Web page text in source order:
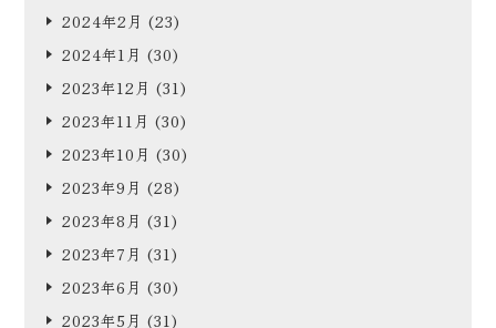
2024年2月 (23)
2024年1月 (30)
2023年12月 (31)
2023年11月 (30)
2023年10月 (30)
2023年9月 (28)
2023年8月 (31)
2023年7月 (31)
2023年6月 (30)
2023年5月 (31)